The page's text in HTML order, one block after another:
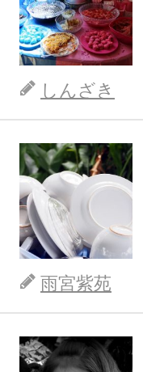
しんざき
雨宮紫苑